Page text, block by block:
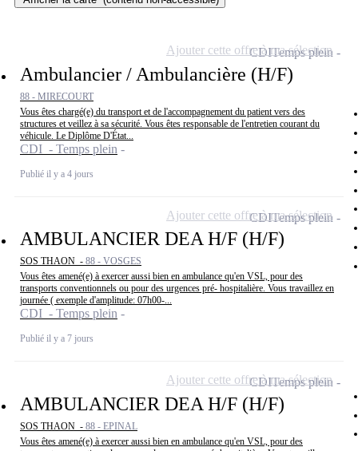
Ambulancier / Ambulancière (H/F)
88 - MIRECOURT
Vous êtes chargé(e) du transport et de l'accompagnement du patient vers des
structures et veillez à sa sécurité. Vous êtes responsable de l'entretien courant du
véhicule. Le Diplôme D'État...
CDI - Temps plein
Publié il y a 4 jours
CDITemps plein
Ajouter cette offre à ma sélection
AMBULANCIER DEA H/F (H/F)
SOS THAON - 88 - VOSGES
Vous êtes amené(e) à exercer aussi bien en ambulance qu'en VSL, pour des
transports conventionnels ou pour des urgences pré- hospitalière. Vous travaillez en
journée ( exemple d'amplitude: 07h00-...
CDI - Temps plein
Publié il y a 7 jours
CDITemps plein
Ajouter cette offre à ma sélection
AMBULANCIER DEA H/F (H/F)
SOS THAON - 88 - EPINAL
Vous êtes amené(e) à exercer aussi bien en ambulance qu'en VSL, pour des
CDITemps plein
Ajouter cette offre à ma sélection